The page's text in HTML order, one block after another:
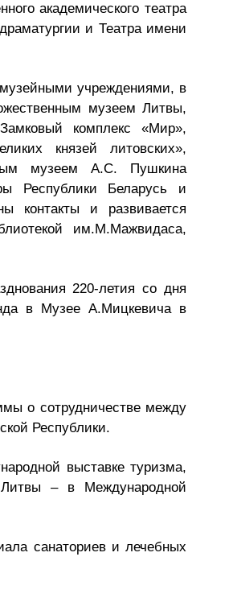
академического театра
и Театра имени
учреждениями, в
музеем Литвы,
комплекс «Мир»,
князей литовских»,
музеем А.С. Пушкина
Республики Беларусь и
контакты и развивается
им.М.Мажвидаса,
220-летия со дня
в Музее А.Мицкевича в
о сотрудничестве между
Республики.
выставке туризма,
Литвы – в Международной
санаториев и лечебных